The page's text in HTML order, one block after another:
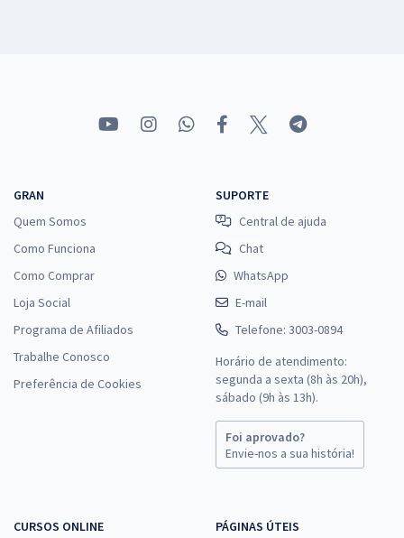
GRAN
Quem Somos
Como Funciona
Como Comprar
Loja Social
Programa de Afiliados
Trabalhe Conosco
Preferência de Cookies
SUPORTE
Central de ajuda
Chat
WhatsApp
E-mail
Telefone: 3003-0894
Horário de atendimento:
segunda a sexta (8h às 20h),
sábado (9h às 13h).
Foi aprovado?
Envie-nos a sua história!
CURSOS ONLINE PÁGINAS ÚTEIS